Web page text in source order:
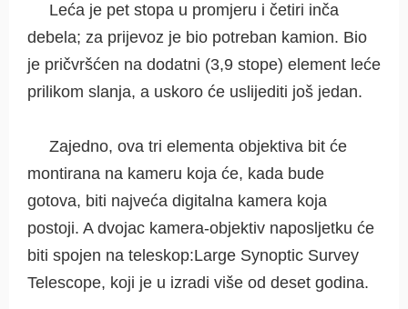
Leća je pet stopa u promjeru i četiri inča
debela; za prijevoz je bio potreban kamion. Bio
je pričvršćen na dodatni (3,9 stope) element leće
prilikom slanja, a uskoro će uslijediti još jedan.
Zajedno, ova tri elementa objektiva bit će
montirana na kameru koja će, kada bude
gotova, biti najveća digitalna kamera koja
postoji. A dvojac kamera-objektiv naposljetku će
biti spojen na teleskop:Large Synoptic Survey
Telescope, koji je u izradi više od deset godina.